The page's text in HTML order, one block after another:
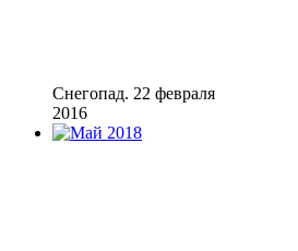
Снегопад. 22 февраля
2016